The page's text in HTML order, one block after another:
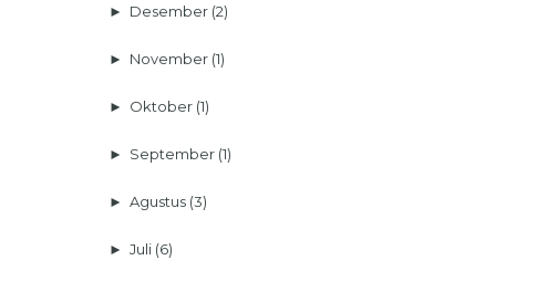
► Desember (2)
► November (1)
► Oktober (1)
► September (1)
► Agustus (3)
► Juli (6)